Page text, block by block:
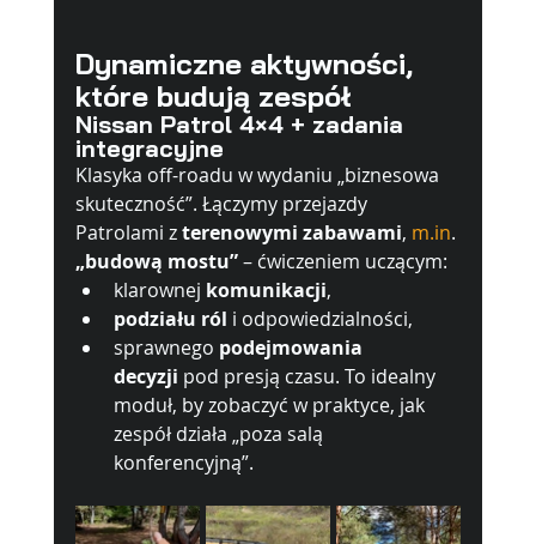
Dynamiczne aktywności,
które budują zespół
Nissan Patrol 4×4 + zadania
integracyjne
Klasyka off-roadu w wydaniu „biznesowa
skuteczność”. Łączymy przejazdy
Patrolami z terenowymi zabawami, m.in.
„budową mostu” – ćwiczeniem uczącym:
klarownej komunikacji,
podziału ról i odpowiedzialności,
sprawnego podejmowania
decyzji pod presją czasu. To idealny
moduł, by zobaczyć w praktyce, jak
zespół działa „poza salą
konferencyjną”.